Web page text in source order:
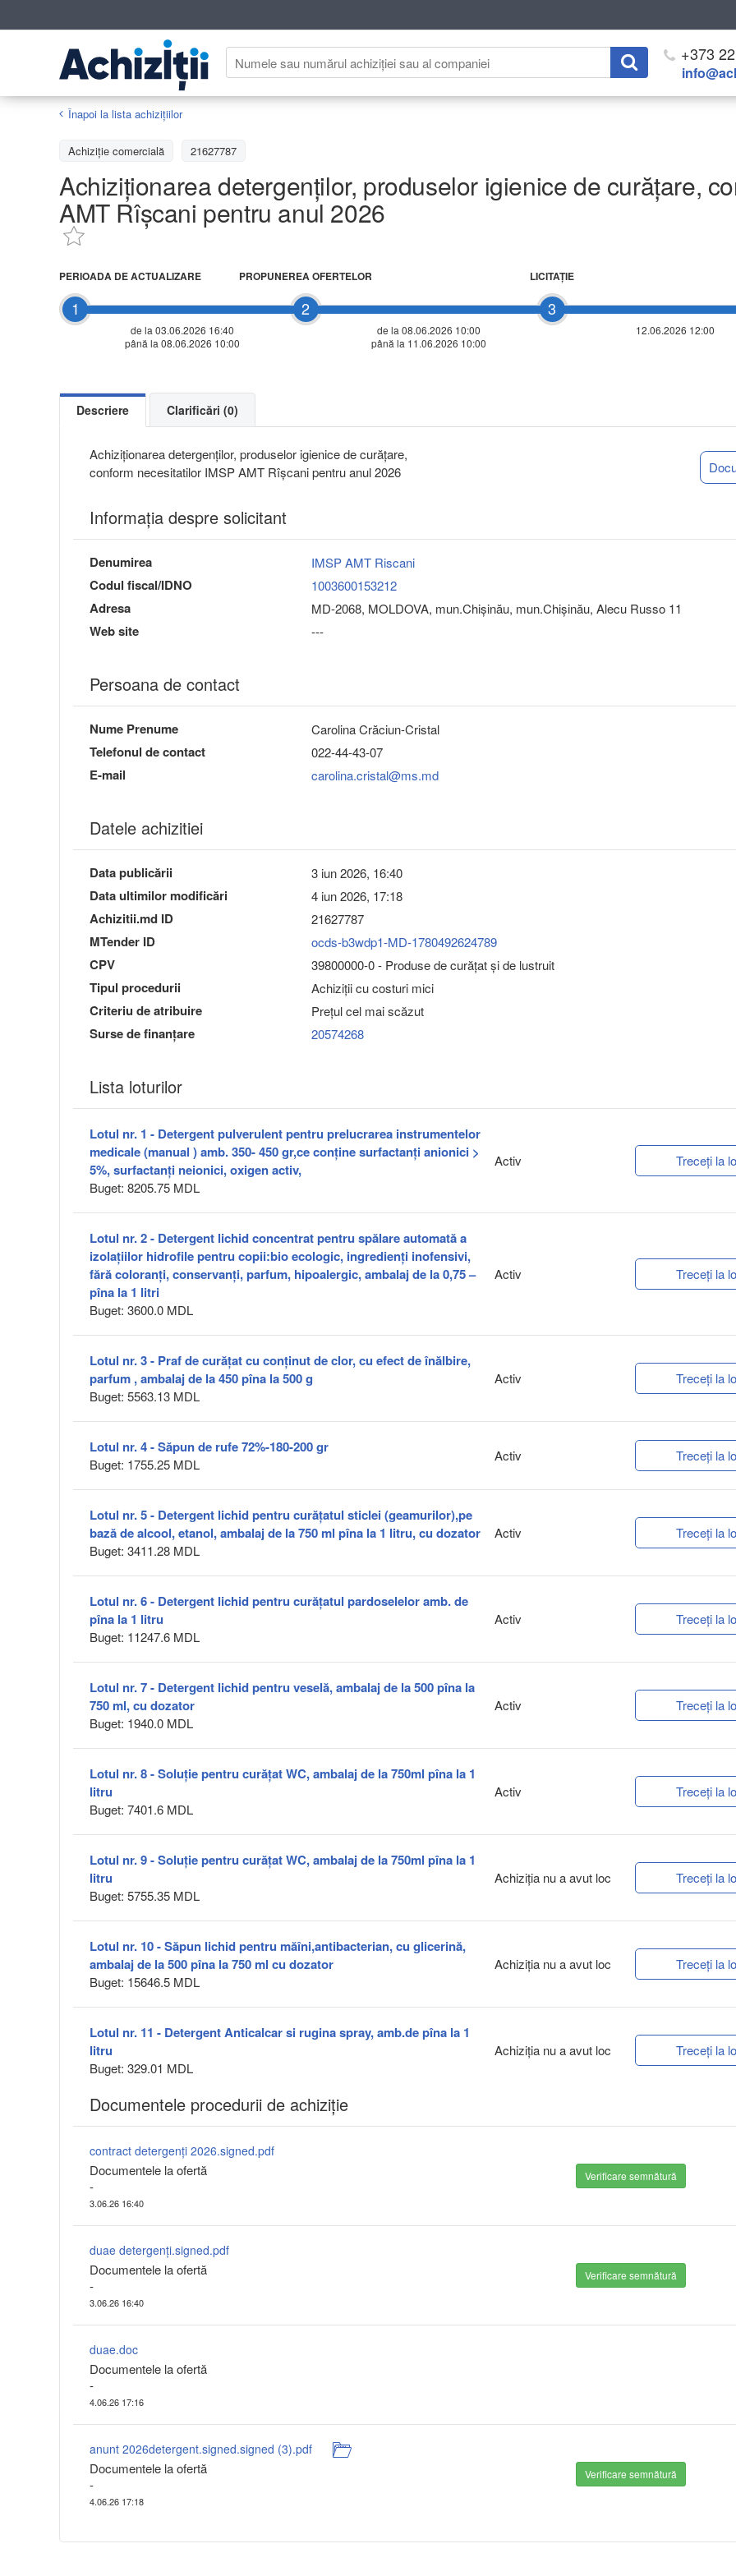
+373
Înapoi la lista achiziţiilor
Achizițiе comercială 21627787
Achiziţionarea detergenților, produselor igienice de curățare,
AMT Rîșcani pentru anul 2026
1
PERIOADA DE ACTUALIZARE
de la 03.06.2026 16:40
până la 08.06.2026 10:00
2
PROPUNEREA OFERTELOR
de la 08.06.2026 10:00
până la 11.06.2026 10:00
3
LICITAŢIE
12.06.2026 12:00
Descriere Clarificări (0)
Achiziţionarea detergenților, produselor igienice de curățare,
conform necesitatilor IMSP AMT Rîșcani pentru anul 2026
Informaţia despre solicitant
Denumirea IMSP AMT Riscani
Codul fiscal/IDNO 1003600153212
Adresa MD-2068, MOLDOVA, mun.Chişinău, mun.Chişinău, Alecu Russo 11
Web site ---
Persoana de contact
Nume Prenume Carolina Crăciun-Cristal
Telefonul de contact 022-44-43-07
E-mail carolina.cristal@ms.md
Datele achizitiei
Data publicării 3 iun 2026, 16:40
Data ultimilor modificări 4 iun 2026, 17:18
Achizitii.md ID 21627787
MTender ID ocds-b3wdp1-MD-1780492624789
CPV 39800000-0 - Produse de curăţat şi de lustruit
Tipul procedurii Achiziții cu costuri mici
Criteriu de atribuire Preţul cel mai scăzut
Surse de finanțare 20574268
Lista loturilor
Lotul nr. 1 - Detergent pulverulent pentru prelucrarea instrumentelor
medicale (manual ) amb. 350- 450 gr,ce conține surfactanți anionici >
5%, surfactanți neionici, oxigen activ,
Buget: 8205.75 MDL
Activ Treceți la
Lotul nr. 2 - Detergent lichid concentrat pentru spălare automată a
izolațiilor hidrofile pentru copii:bio ecologic, ingredienți inofensivi,
fără coloranți, conservanți, parfum, hipoalergic, ambalaj de la 0,75 –
pîna la 1 litri
Buget: 3600.0 MDL
Activ Treceți la
Lotul nr. 3 - Praf de curăţat cu conținut de clor, cu efect de înălbire,
parfum , ambalaj de la 450 pîna la 500 g
Buget: 5563.13 MDL
Activ Treceți la
Lotul nr. 4 - Săpun de rufe 72%-180-200 gr
Buget: 1755.25 MDL
Activ Treceți la
Lotul nr. 5 - Detergent lichid pentru curățatul sticlei (geamurilor),pe
bază de alcool, etanol, ambalaj de la 750 ml pîna la 1 litru, cu dozator
Buget: 3411.28 MDL
Activ Treceți la
Lotul nr. 6 - Detergent lichid pentru curăţatul pardoselelor amb. de
pîna la 1 litru
Buget: 11247.6 MDL
Activ Treceți la
Lotul nr. 7 - Detergent lichid pentru veselă, ambalaj de la 500 pîna la
750 ml, cu dozator
Buget: 1940.0 MDL
Activ Treceți la
Lotul nr. 8 - Soluție pentru curățat WC, ambalaj de la 750ml pîna la 1
litru
Buget: 7401.6 MDL
Activ Treceți la
Lotul nr. 9 - Soluție pentru curățat WC, ambalaj de la 750ml pîna la 1
litru
Buget: 5755.35 MDL
Achiziţia nu a avut loc Treceți la
Lotul nr. 10 - Săpun lichid pentru măîni,antibacterian, cu glicerină,
ambalaj de la 500 pîna la 750 ml cu dozator
Buget: 15646.5 MDL
Achiziţia nu a avut loc Treceți la
Lotul nr. 11 - Detergent Anticalcar si rugina spray, amb.de pîna la 1
litru
Buget: 329.01 MDL
Achiziţia nu a avut loc Treceți la
Documentele procedurii de achiziție
contract detergenți 2026.signed.pdf
Documentele la ofertă
-
3.06.26 16:40
Verificare semnătură
duae detergenți.signed.pdf
Documentele la ofertă
-
3.06.26 16:40
Verificare semnătură
duae.doc
Documentele la ofertă
-
4.06.26 17:16
anunt 2026detergent.signed.signed (3).pdf
Documentele la ofertă
-
4.06.26 17:18
Verificare semnătură